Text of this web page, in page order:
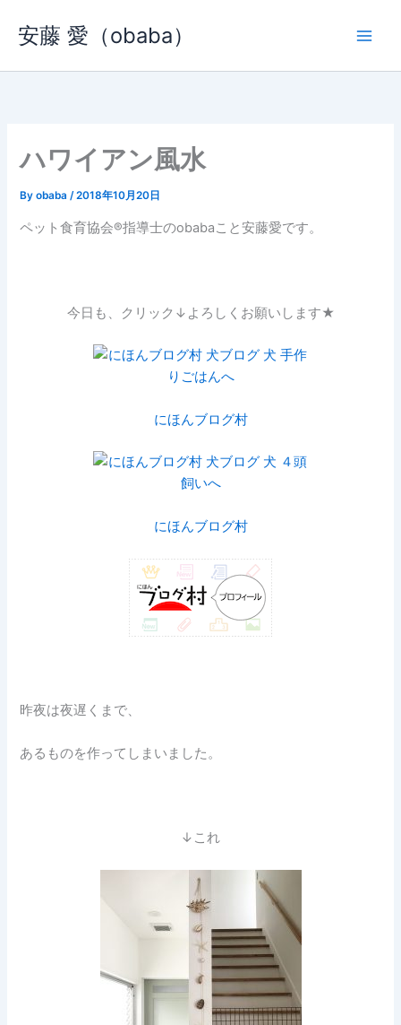
ス
安藤 愛（obaba）
ハワイアン風水
Byobaba/2018年10月20日
ペット食育協会®︎指導士のobabaこと安藤愛です。
今日も、クリック↓よろしくお願いします★
にほんブログ村
にほんブログ村
昨夜は夜遅くまで、
あるものを作ってしまいました。
↓これ